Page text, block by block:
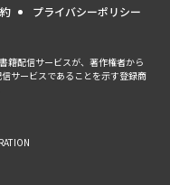
プライバシーポリシー
籍配信サービスが、著作権者から
サービスであることを示す登録商